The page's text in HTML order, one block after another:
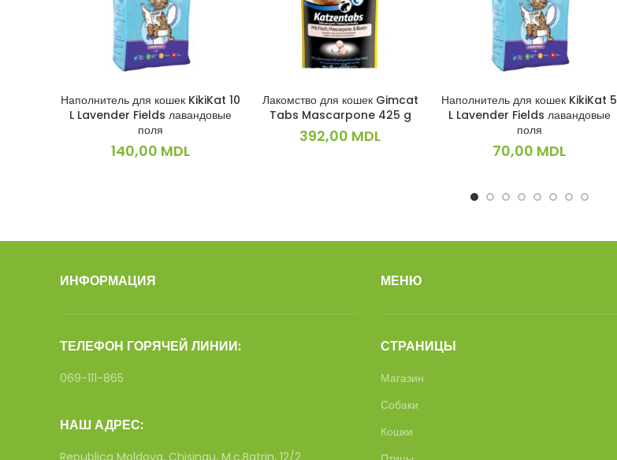
В КОРЗИНУ
Наполнитель для кошек KikiKat 10
L Lavender Fields лавандовые
поля
140,00 MDL
В КОРЗИНУ
Лакомство для кошек Gimcat
Tabs Mascarpone 425 g
392,00 MDL
В КОРЗИНУ
Наполнитель для кошек KikiKat 5
L Lavender Fields лавандовые
поля
70,00 MDL
ИНФОРМАЦИЯ
ТЕЛЕФОН ГОРЯЧЕЙ ЛИНИИ:
069-111-865
НАШ АДРЕС:
Republica Moldova, Chisinau, M.c.Batrin, 12/2
МЕНЮ
СТРАНИЦЫ
Магазин
Собаки
Кошки